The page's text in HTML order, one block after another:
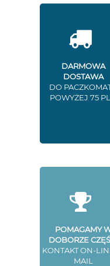
DARMOWA
DOSTAWA
DO
POWYŻEJ 75
POMAGAMY
DOBORZE
KONTAKT ON-
MAIL